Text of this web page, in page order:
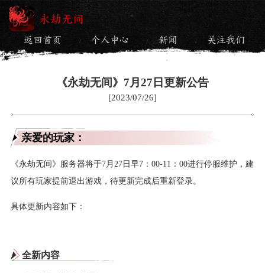
永劫无间
返回首页 / 个人中心 / 新闻 / 关注我们
《永劫无间》7月27日更新公告
[2023/07/26]
亲爱的玩家：
《永劫无间》服务器将于7月27日早7：00-11：00进行停服维护，建
议所有玩家提前退出游戏，待更新完成后重新登录。
具体更新内容如下：
全新内容